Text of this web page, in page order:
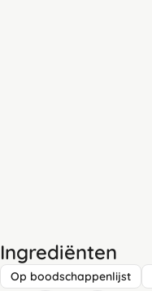
Ingrediënten
Op boodschappenlijst